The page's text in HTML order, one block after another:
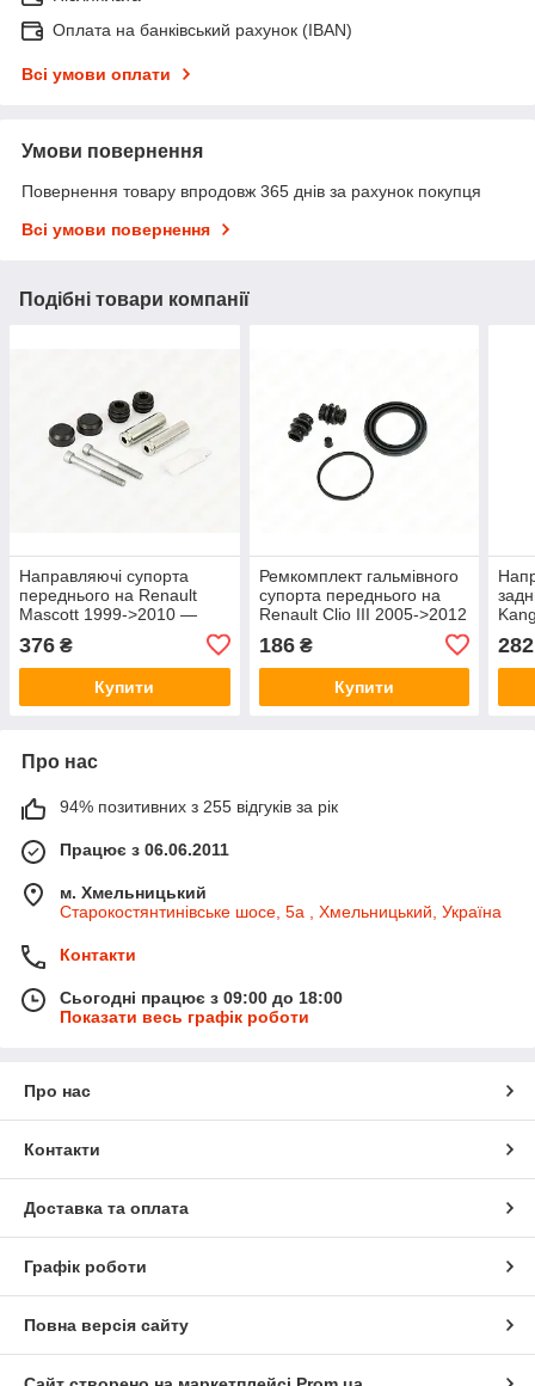
Оплата на банківський рахунок (IBAN)
Всі умови оплати
Умови повернення
Повернення товару впродовж 365 днів за рахунок покупця
Всі умови повернення
Подібні товари компанії
Направляючі супорта
переднього на Renault
Mascott 1999->2010 —
376 ₴
Купити
Ремкомплект гальмівного
супорта переднього на
Renault Clio III 2005->2012
186₴
Купити
282
Про нас
94% позитивних з 255 відгуків за рік
Працює з 06.06.2011
м. Хмельницький
Старокостянтинівське шосе, 5а , Хмельницький, Україна
Контакти
Сьогодні працює з 09:00 до 18:00
Показати весь графік роботи
Про нас
Контакти
Доставка та оплата
Графік роботи
Повна версія сайту